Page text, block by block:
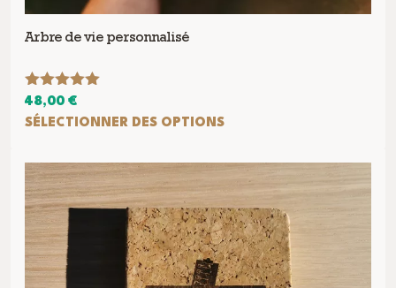
Arbre de vie personnalisé
Note5.00
sur 5
48,00 €
SÉLECTIONNER DES OPTIONS